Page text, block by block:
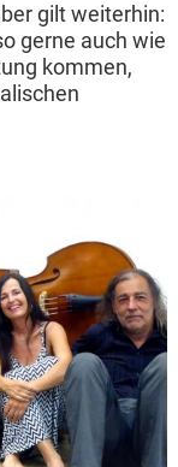
gilt weiterhin:
gerne auch wie
kommen,